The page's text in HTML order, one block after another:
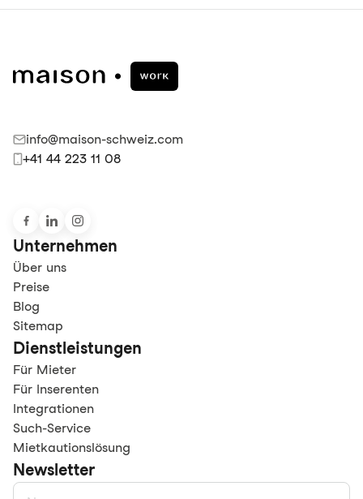
info@maison-schweiz.com
+41 44 223 11 08
Unternehmen
Über uns
Preise
Blog
Sitemap
Dienstleistungen
Für Mieter
Für Inserenten
Integrationen
Such-Service
Mietkautionslösung
Newsletter